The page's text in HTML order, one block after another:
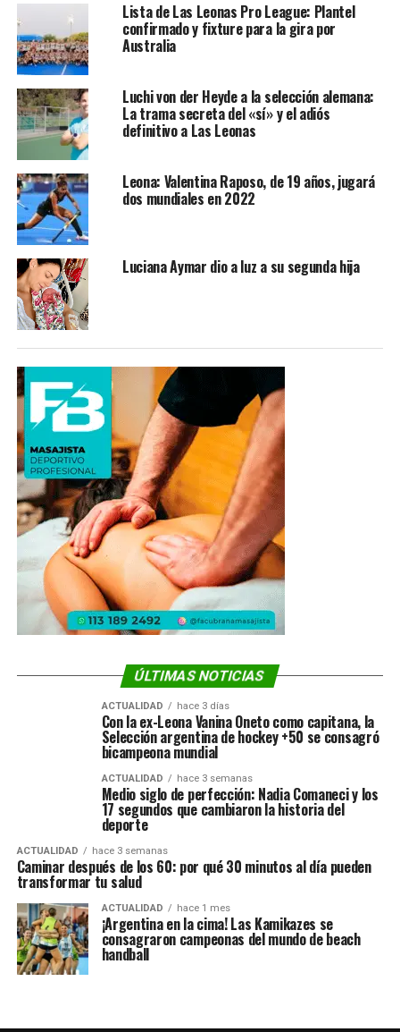
Lista de Las Leonas Pro League: Plantel
confirmado y fixture para la gira por
Australia
Luchi von der Heyde a la selección alemana:
La trama secreta del «sí» y el adiós
definitivo a Las Leonas
Leona: Valentina Raposo, de 19 años, jugará
dos mundiales en 2022
Luciana Aymar dio a luz a su segunda hija
ÚLTIMAS NOTICIAS
ACTUALIDAD hace 3 días
Con la ex-Leona Vanina Oneto como capitana, la
Selección argentina de hockey +50 se consagró
bicampeona mundial
ACTUALIDAD hace 3 semanas
Medio siglo de perfección: Nadia Comaneci y los
17 segundos que cambiaron la historia del
deporte
ACTUALIDAD hace 3 semanas
Caminar después de los 60: por qué 30 minutos al día pueden
transformar tu salud
ACTUALIDAD hace 1 mes
¡Argentina en la cima! Las Kamikazes se
consagraron campeonas del mundo de beach
handball